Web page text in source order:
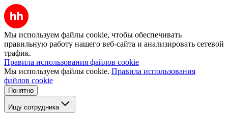
Мы используем файлы cookie, чтобы обеспечивать
правильную работу нашего веб-сайта и анализировать сетевой
трафик.
Правила использования файлов cookie
Мы используем файлы cookie. Правила использования
файлов cookie
Понятно
Ищу сотрудника